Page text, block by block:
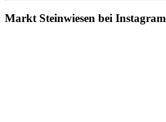
Markt Steinwiesen bei Instagram